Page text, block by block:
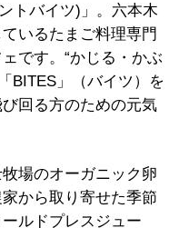
トバイツ)」。六本木
いるたまご料理専門
です。“かじる・かぶ
BITES」（バイツ）を
回る方のための元気
場のオーガニック卵
から取り寄せた季節
ルドプレスジュー